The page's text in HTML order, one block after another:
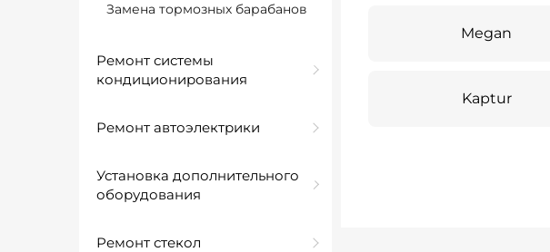
Замена тормозных барабанов
Ремонт системы
кондиционирования
Ремонт автоэлектрики
Установка дополнительного
оборудования
Ремонт стекол
Megan
Kaptur